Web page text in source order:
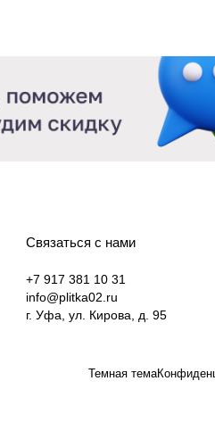
Связаться с нами
+7 917 381 10 31
info@plitka02.ru
г. Уфа, ул. Кирова, д. 95
Темная тема